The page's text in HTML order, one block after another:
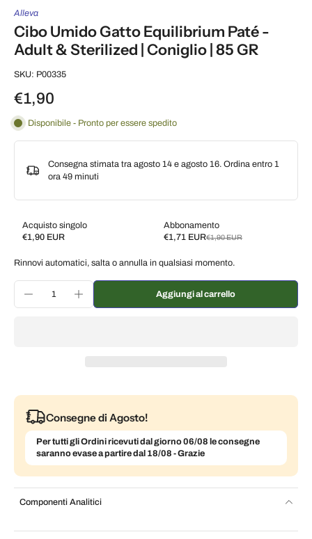
Alleva
Cibo Umido Gatto Equilibrium Paté -
Adult & Sterilized | Coniglio | 85 GR
SKU: P00335
€1,90
Disponibile - Pronto per essere spedito
Consegna stimata tra agosto 14 e agosto 16. Ordina entro 1
ora 49 minuti
Acquisto singolo
€1,90 EUR
Abbonamento
€1,71 EUR€1,90 EUR
Subscribe and save
Consegna ogni 3 settimane, 7% di sconto
Consegna ogni mese, 5% di sconto
€1,81 EUR
Rinnovi automatici, salta o annulla in qualsiasi momento.
Aggiungi al carrello
Consegne di Agosto!
Per tutti gli Ordini ricevuti dal giorno 06/08 le consegne
saranno evase a partire dal 18/08 - Grazie
Componenti Analitici